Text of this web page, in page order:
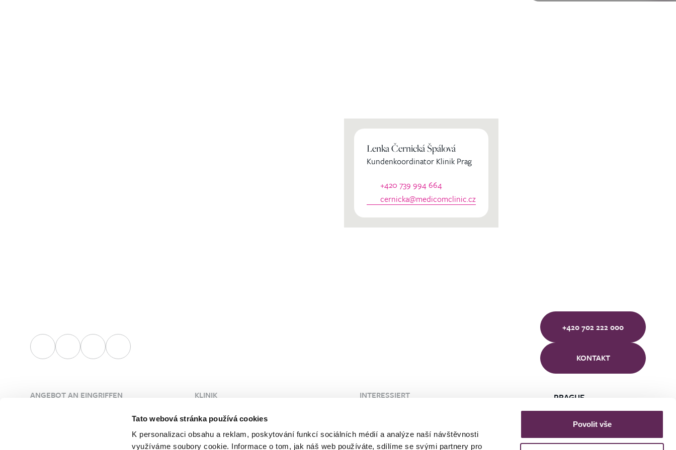
Tato webová stránka používá cookies
K personalizaci obsahu a reklam, poskytování funkcí sociálních médií a analýze naší návštěvnosti
využíváme soubory cookie. Informace o tom, jak náš web používáte, sdílíme se svými partnery pro
Povolit vše
Lenka Černická Špálová
Kundenkoordinator Klinik Prag
+420 739 994 664
cernicka@medicomclinic.cz
ANGEBOT AN EINGRIFFEN KLINIK
Über die Klinik
Ärzte
Unsere Kunden
INTERESSIERT
FAQ
Probleme
PRAGUE
BRNO
ÚSTÍ NAD LABEM
+420 702 222 000
KONTAKT